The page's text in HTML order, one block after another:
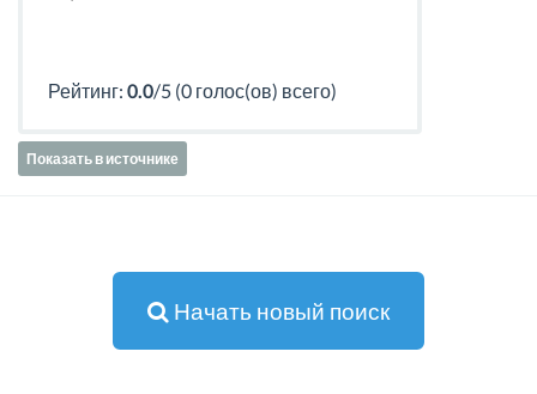
Рейтинг: 0.0/5 (0 голос(ов) всего)
Показать в источнике
Начать новый поиск